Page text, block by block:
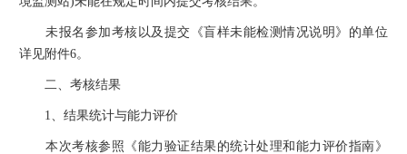
未报名参加考核以及提交《盲样未能检测情况说明》的单位
详见附件6。
二、考核结果
1、结果统计与能力评价
本次考核参照《能力验证结果的统计处理和能力评价指南》